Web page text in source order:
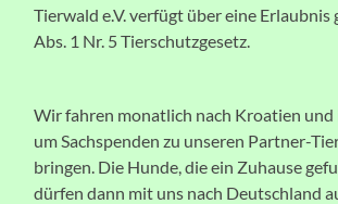
Tierwald e.V. verfügt über eine Erlaubnis
Abs. 1 Nr. 5 Tierschutzgesetz.
Wir fahren monatlich nach Kroatien und
um Sachspenden zu unseren Partner-
bringen. Die Hunde, die ein Zuhause
dürfen dann mit uns nach Deutschland